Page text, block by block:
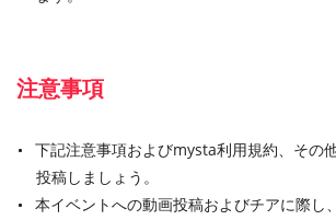
注意事項
下記注意事項およびmysta利用規約、その
投稿しましょう。
本イベントへの動画投稿およびチアに際し